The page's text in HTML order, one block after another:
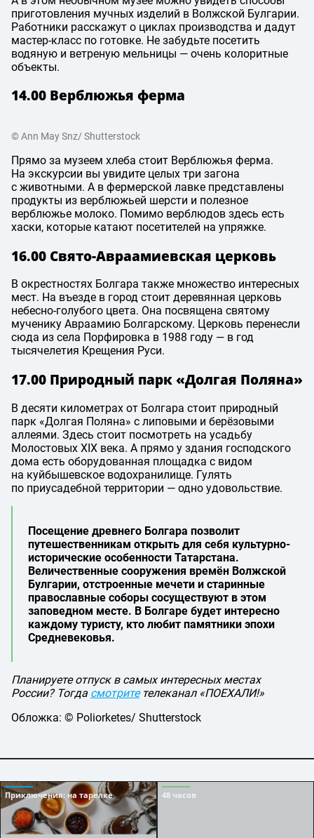
приготовления мучных изделий в Волжской Булгарии.
Работники расскажут о циклах производства и дадут
мастер-класс по готовке. Не забудьте посетить
водяную и ветреную мельницы — очень колоритные
объекты.
14.00 Верблюжья ферма
© Ann May Snz/ Shutterstock
Прямо за музеем хлеба стоит Верблюжья ферма.
На экскурсии вы увидите целых три загона
с животными. А в фермерской лавке представлены
продукты из верблюжьей шерсти и полезное
верблюжье молоко. Помимо верблюдов здесь есть
хаски, которые катают посетителей на упряжке.
16.00 Свято-Авраамиевская церковь
В окрестностях Болгара также множество интересных
мест. На въезде в город стоит деревянная церковь
небесно-голубого цвета. Она посвящена святому
мученику Авраамию Болгарскому. Церковь перенесли
сюда из села Порфировка в 1988 году — в год
тысячелетия Крещения Руси.
17.00 Природный парк «Долгая Поляна»
В десяти километрах от Болгара стоит природный
парк «Долгая Поляна» с липовыми и берёзовыми
аллеями. Здесь стоит посмотреть на усадьбу
Молостовых XIX века. А прямо у здания господского
дома есть оборудованная площадка с видом
на куйбышевское водохранилище. Гулять
по приусадебной территории — одно удовольствие.
Посещение древнего Болгара позволит
путешественникам открыть для себя культурно-
исторические особенности Татарстана.
Величественные сооружения времён Волжской
Булгарии, отстроенные мечети и старинные
православные соборы сосуществуют в этом
заповедном месте. В Болгаре будет интересно
каждому туристу, кто любит памятники эпохи
Средневековья.
Планируете отпуск в самых интересных местах
России? Тогда смотритетелеканал «ПОЕХАЛИ!»
Обложка: © Poliorketes/ Shutterstock
Приключения: на тарелке 48 часов